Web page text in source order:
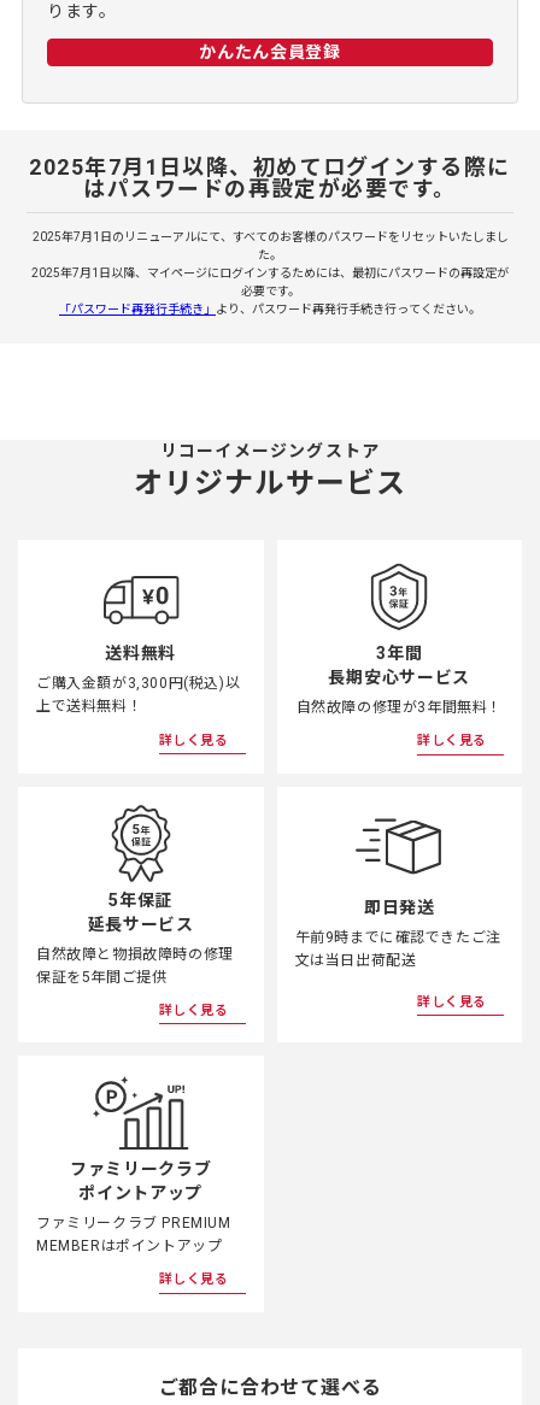
ります。
かんたん会員登録
2025年7月1日以降、初めてログインする際に
はパスワードの再設定が必要です。
2025年7月1日のリニューアルにて、すべてのお客様のパスワードをリセットいたしまし
た。
2025年7月1日以降、マイページにログインするためには、最初にパスワードの再設定が
必要です。
「パスワード再発行手続き」 より、パスワード再発行手続き行ってください。
リコーイメージングストア
オリジナルサービス
送料無料
ご購入金額が3,300円(税込)以
上で送料無料！
詳しく見る
3年間
長期安心サービス
自然故障の修理が3年間無料！
詳しく見る
5年保証
延長サービス
自然故障と物損故障時の修理
保証を5年間ご提供
詳しく見る
即日発送
午前9時までに確認できたご注
文は当日出荷配送
詳しく見る
ファミリークラブ
ポイントアップ
ファミリークラブ PREMIUM
MEMBERはポイントアップ
詳しく見る
ご都合に合わせて選べる